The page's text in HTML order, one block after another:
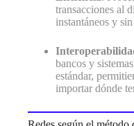
transacciones al
instantáneos y
bancos y
estándar,
importar dónde